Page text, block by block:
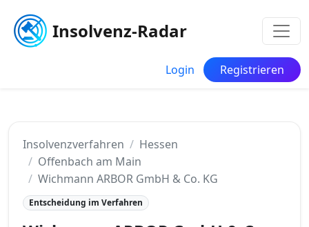
Insolvenz-Radar
Login Registrieren
Insolvenzverfahren
Hessen
Offenbach am Main
Wichmann ARBOR GmbH & Co. KG
Entscheidung im Verfahren